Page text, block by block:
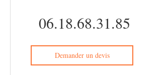
06.18.68.31.85
Demander un devis